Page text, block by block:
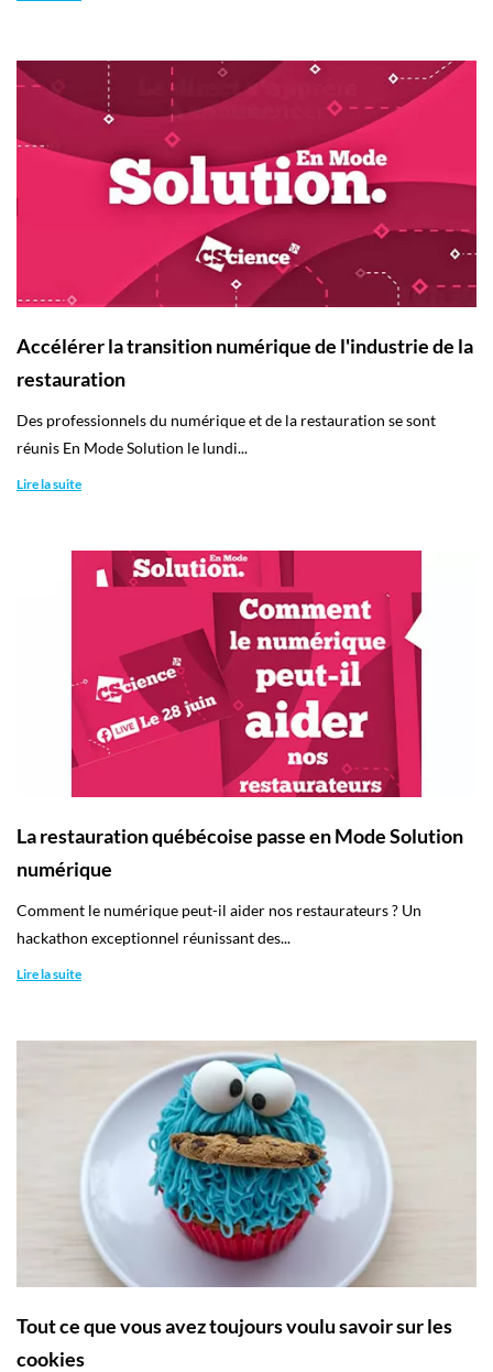
Accélérer la transition numérique de l'industrie de la
restauration
Des professionnels du numérique et de la restauration se sont
réunis En Mode Solution le lundi...
Lire la suite
La restauration québécoise passe en Mode Solution
numérique
Comment le numérique peut-il aider nos restaurateurs ? Un
hackathon exceptionnel réunissant des...
Lire la suite
Tout ce que vous avez toujours voulu savoir sur les
cookies